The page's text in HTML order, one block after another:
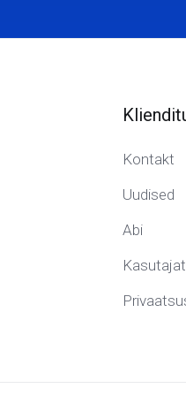
Kontakt
Uudised
Abi